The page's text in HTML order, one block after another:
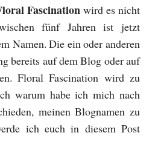
Fascination wird es nicht
fünf Jahren ist jetzt
Namen. Die ein oder anderen
bereits auf dem Blog oder auf
Floral Fascination wird zu
warum habe ich mich nach
meinen Blognamen zu
ich euch in diesem Post